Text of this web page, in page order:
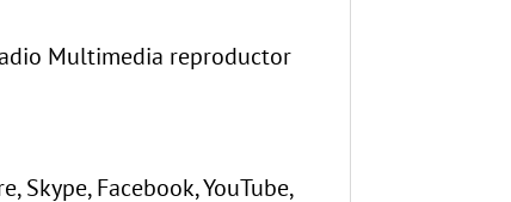
Multimedia reproductor
Skype, Facebook, YouTube,